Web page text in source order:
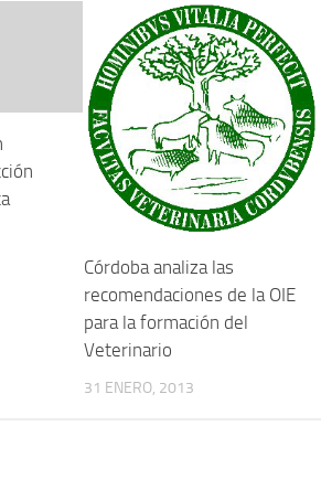
Córdoba analiza las
recomendaciones de la OIE
para la formación del
Veterinario
31 ENERO, 2013